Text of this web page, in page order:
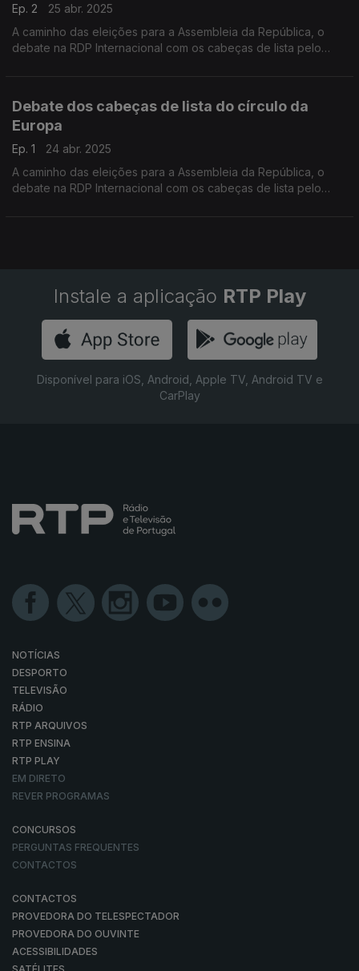
Ep. 2
25 abr. 2025
A caminho das eleições para a Assembleia da República, o
debate na RDP Internacional com os cabeças de lista pelo
Debate dos cabeças de lista do círculo da
Europa
Ep. 1
24 abr. 2025
A caminho das eleições para a Assembleia da República, o
debate na RDP Internacional com os cabeças de lista pelo
Instale a aplicação RTP Play
Disponível para iOS, Android, Apple TV, Android TV e
CarPlay
NOTÍCIAS
DESPORTO
TELEVISÃO
RÁDIO
RTP ARQUIVOS
RTP ENSINA
RTP PLAY
EM DIRETO
REVER PROGRAMAS
CONCURSOS
PERGUNTAS FREQUENTES
CONTACTOS
CONTACTOS
PROVEDORA DO TELESPECTADOR
PROVEDORA DO OUVINTE
ACESSIBILIDADES